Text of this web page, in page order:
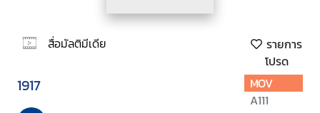
สื่อมัลติมีเดีย
รายการ
โปรด
1917
MOV
A111